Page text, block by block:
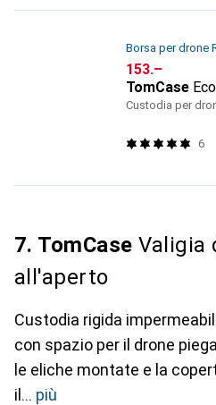
Borsa per drone
CHF
153.–
TomCase
Custodia per
6
7. TomCase Valigia
all'aperto
Custodia rigida
con spazio per il drone
le eliche montate e la
il
più